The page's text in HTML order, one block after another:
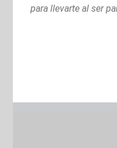
para llevarte al ser